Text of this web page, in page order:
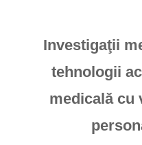
Investigaţii
tehnologii
medicală cu